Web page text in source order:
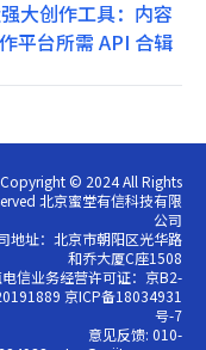
大创作工具：内容
平台所需 API 合辑
Copyright © 2024 All Rights
北京蜜堂有信科技有限
公司
地址：北京市朝阳区光华路
和乔大厦C座1508
信业务经营许可证：京B2-
京ICP备18034931
号-7
意见反馈: 010-